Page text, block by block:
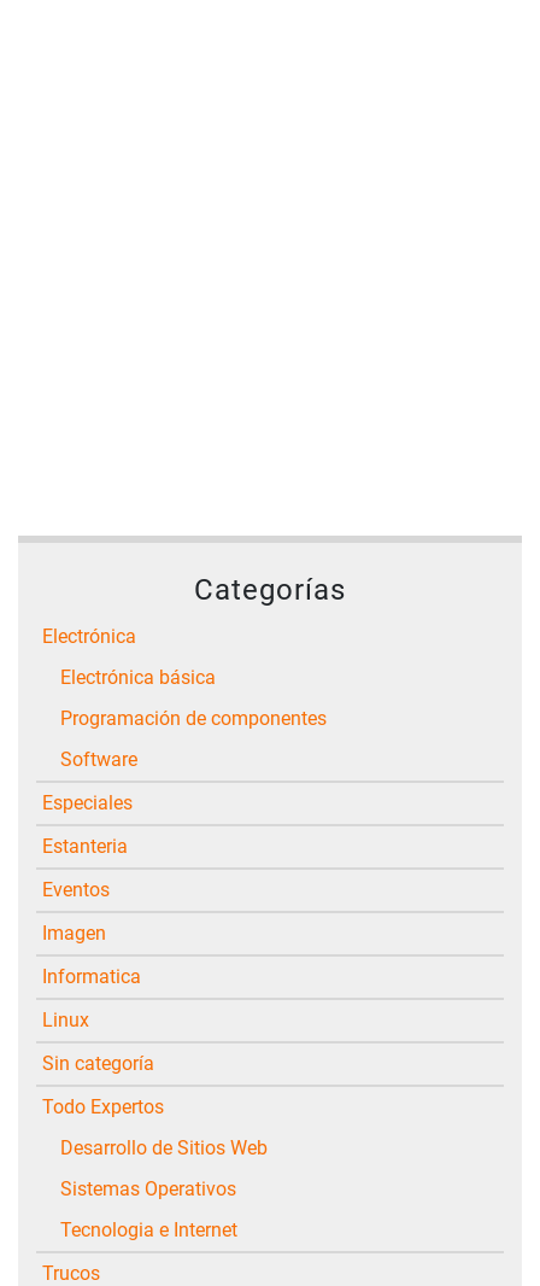
Categorías
Electrónica
Electrónica básica
Programación de componentes
Software
Especiales
Estanteria
Eventos
Imagen
Informatica
Linux
Sin categoría
Todo Expertos
Desarrollo de Sitios Web
Sistemas Operativos
Tecnologia e Internet
Trucos